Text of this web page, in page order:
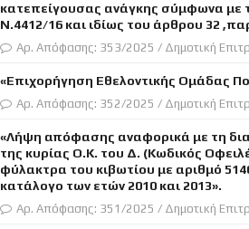
κατεπείγουσας ανάγκης σύμφωνα με
Ν.4412/16 και ιδίως του άρθρου 32
Αρ. Απόφασης: 353/2025 / Δημοτική
«Επιχορήγηση Εθελοντικής Ομάδας
Αρ. Απόφασης: 352/2025 / Δημοτική
«Λήψη απόφασης αναφορικά με τη
της κυρίας Ο.Κ. του Δ. (Κωδικός
φύλακτρα του κιβωτίου με αριθμό
κατάλογο των ετών 2010 και 2013».
Αρ. Απόφασης: 351/2025 / Δημοτική